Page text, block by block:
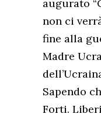
augurato
non ci
fine alla
Madre
Sapendo
Forti.